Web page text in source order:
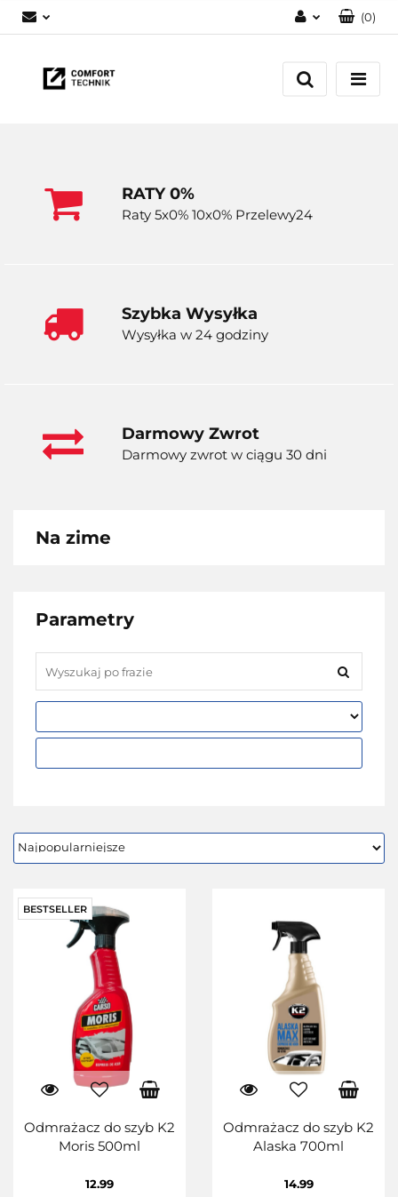
Zaloguj się
Zarejestruj się
(0)
RATY 0%
Raty 5x0% 10x0% Przelewy24
Szybka Wysyłka
Wysyłka w 24 godziny
Darmowy Zwrot
Darmowy zwrot w ciągu 30 dni
Na zime
Parametry
BESTSELLER
Odmrażacz do szyb K2
Moris 500ml
12.99
Odmrażacz do szyb K2
Alaska 700ml
14.99